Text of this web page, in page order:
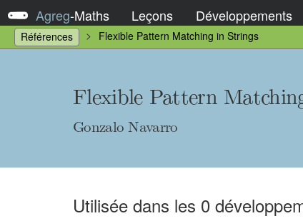
Agreg-Maths Leçons Développements
Références Flexible Pattern Matching in Strings
Flexible Pattern
Gonzalo Navarro
Utilisée dans les 0